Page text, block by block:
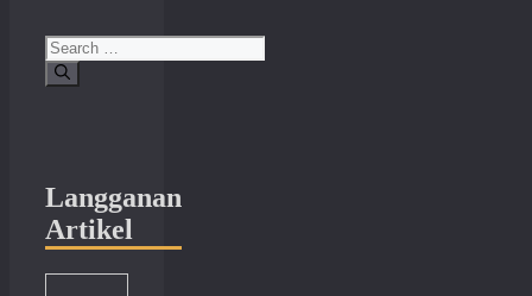
Search
for:
Langganan
Artikel